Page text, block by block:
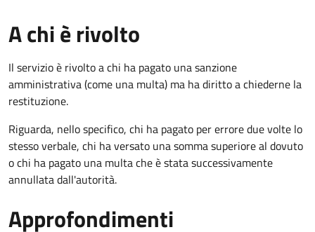
A chi è rivolto
Il servizio è rivolto a chi ha pagato una sanzione
amministrativa (come una multa) ma ha diritto a chiederne la
restituzione.
Riguarda, nello specifico, chi ha pagato per errore due volte lo
stesso verbale, chi ha versato una somma superiore al dovuto
o chi ha pagato una multa che è stata successivamente
annullata dall'autorità.
Approfondimenti